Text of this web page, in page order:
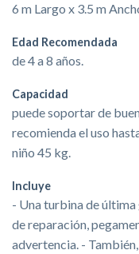
6 m Largo x 3.5 m
Edad Recomendada
de 4 a 8 años.
Capacidad
puede soportar de
recomienda el uso
niño 45 kg.
Incluye
- Una turbina de
de reparación,
advertencia. -